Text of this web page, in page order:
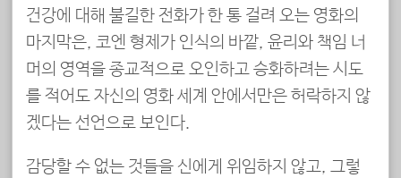
건강에 대해 불길한 전화가 한 통 걸려 오는 영화의
마지막은, 코엔 형제가 인식의 바깥, 윤리와 책임 너
머의 영역을 종교적으로 오인하고 승화하려는 시도
를 적어도 자신의 영화 세계 안에서만은 허락하지 않
겠다는 선언으로 보인다.
감당할 수 없는 것들을 신에게 위임하지 않고, 그렇